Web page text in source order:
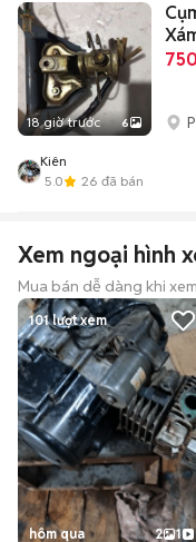
18 giờ trước 6
Kiên
5.0
26 đã bán
Xem ngoại hình
Mua bán dễ dàng khi
101lượt xem
hôm qua 2 1